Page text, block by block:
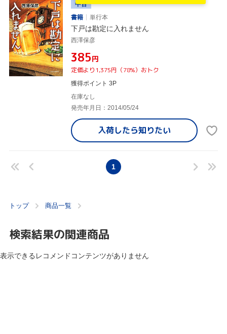
中古
書籍
単行本
下戸は勘定に入れません
西澤保彦
¥385円
定価より1,375円（78%）おトク
獲得ポイント 3P
在庫なし
発売年月日：2014/05/24
入荷したら知りたい
1
トップ 商品一覧
検索結果の関連商品
表示できるレコメンドコンテンツがありません